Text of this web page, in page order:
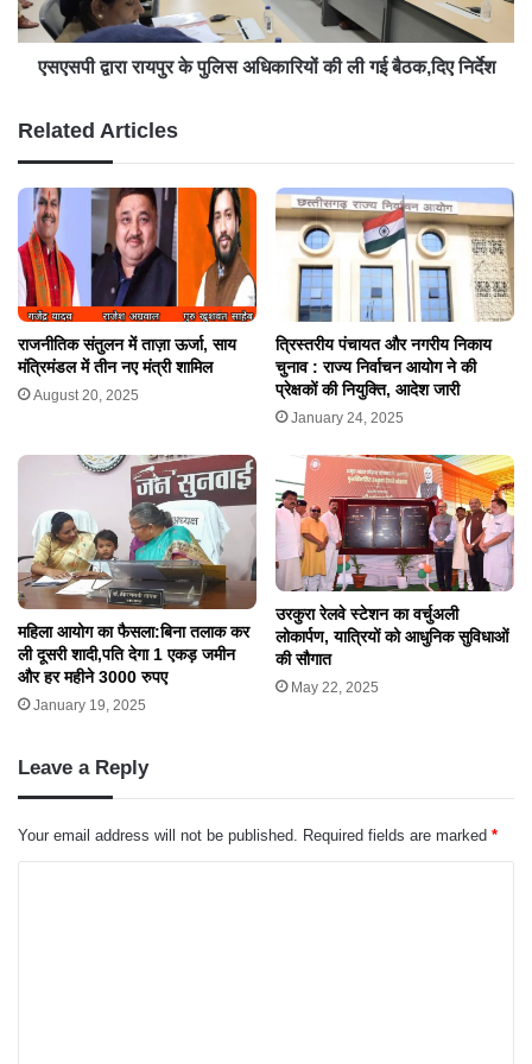
एसएसपी द्वारा रायपुर के पुलिस अधिकारियों की ली गई बैठक,दिए निर्देश
Related Articles
राजनीतिक संतुलन में ताज़ा ऊर्जा, साय
मंत्रिमंडल में तीन नए मंत्री शामिल
August 20, 2025
त्रिस्तरीय पंचायत और नगरीय निकाय
चुनाव : राज्य निर्वाचन आयोग ने की
प्रेक्षकों की नियुक्ति, आदेश जारी
January 24, 2025
महिला आयोग का फैसला:बिना तलाक कर
ली दूसरी शादी,पति देगा 1 एकड़ जमीन
और हर महीने 3000 रुपए
January 19, 2025
उरकुरा रेलवे स्टेशन का वर्चुअली
लोकार्पण, यात्रियों को आधुनिक सुविधाओं
की सौगात
May 22, 2025
Leave a Reply
Your email address will not be published. Required fields are marked *